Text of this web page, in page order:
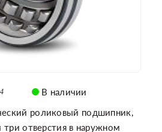
В наличии
роликовый подшипник,
три отверстия в наружном